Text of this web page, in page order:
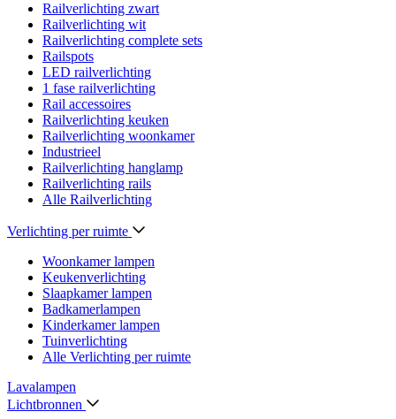
Railverlichting zwart
Railverlichting wit
Railverlichting complete sets
Railspots
LED railverlichting
1 fase railverlichting
Rail accessoires
Railverlichting keuken
Railverlichting woonkamer
Industrieel
Railverlichting hanglamp
Railverlichting rails
Alle Railverlichting
Verlichting per ruimte
Woonkamer lampen
Keukenverlichting
Slaapkamer lampen
Badkamerlampen
Kinderkamer lampen
Tuinverlichting
Alle Verlichting per ruimte
Lavalampen
Lichtbronnen